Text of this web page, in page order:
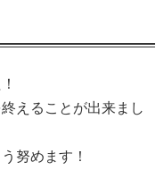
えることが出来まし
努めます！